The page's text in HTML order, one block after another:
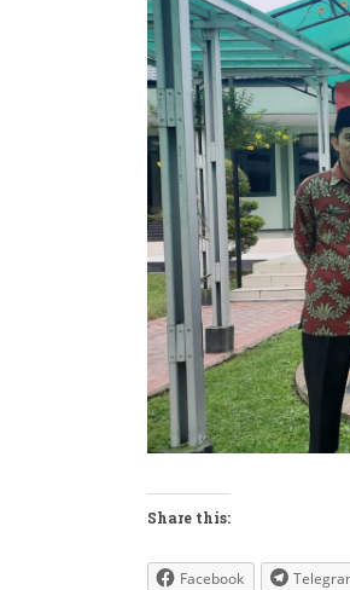
Share this:
Facebook